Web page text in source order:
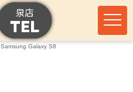
Samsung Galaxy S8